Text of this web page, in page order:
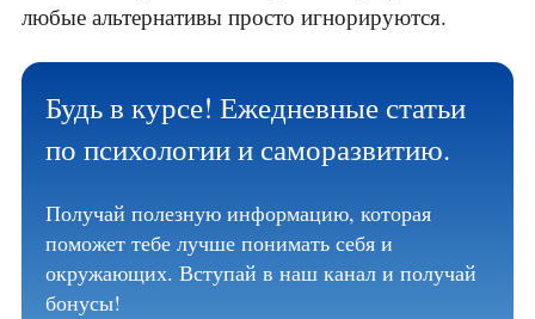
любые альтернативы просто игнорируются.
Будь в курсе! Ежедневные статьи
по психологии и саморазвитию.
Получай полезную информацию, которая
поможет тебе лучше понимать себя и
окружающих. Вступай в наш канал и получай
бонусы!